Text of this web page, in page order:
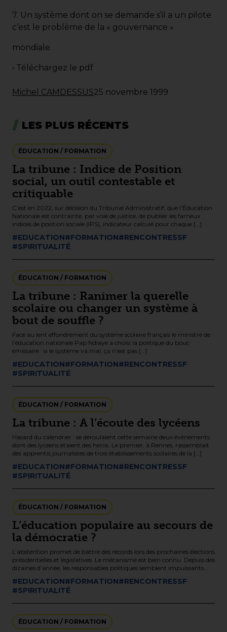
7. Un système dont on se demande s’il a un pilote
c’est le problème de la « gouvernance »
mondiale.
• Téléchargez le pdf
Michel CAMDESSUS25 novembre 1999
LES PLUS RÉCENTS
ÉDUCATION / FORMATION
La tribune : Indice de Position
social, un outil contestable et
critiquable
C’est en 2022, sur décision du Tribunal Administratif, que l’Éducation
Nationale est contrainte, par voie de justice, de publier les fameux
indices de position sociale (IPS), indicateur calculé pour chaque […]
#EDUCATION#FORMATION#RENCONTRESSF
#SPIRITUALITÉ
ÉDUCATION / FORMATION
La tribune : Ranimer la querelle
scolaire ou changer un système à
bout de souffle ?
Face au lent effondrement du système scolaire français le ministre de
l’éducation nationale Pap Ndiaye a choisi la politique du bouc
émissaire : si le système va mal, ça n’est pas […]
#EDUCATION#FORMATION#RENCONTRESSF
#SPIRITUALITÉ
ÉDUCATION / FORMATION
La tribune : A l’écoute des lycéens
Hasard du calendrier : se déroulaient cette semaine deux événements
dont des lycéens étaient des héros. Le premier, à Rennes, rassemblait
des apprentis journalistes de trois établissements scolaires de la […]
#EDUCATION#FORMATION#RENCONTRESSF
#SPIRITUALITÉ
ÉDUCATION / FORMATION
L’éducation populaire au secours de
la démocratie ?
L’abstention promet de battre des records lors des prochaines élections
présidentielles et législatives. Le mécanisme est bien connu. Depuis des
dizaines d’année, les responsables politiques semblent impuissants
#EDUCATION#FORMATION#RENCONTRESSF
#SPIRITUALITÉ
ÉDUCATION / FORMATION